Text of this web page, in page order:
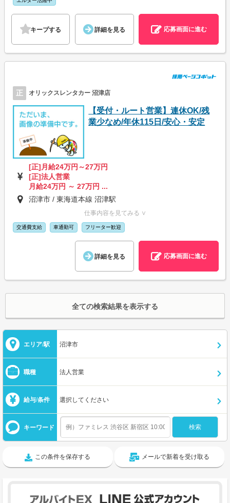
キープする 詳細を見る 応募画面に進む
正 オリックスレンタカー 沼津店
【受付・ルート営業】連休OK/残
業少なめ/年休115日/安心・安定
[正]月給24万円～27万円
[正]法人営業
月給24万円 ～ 27万円 ...
沼津市 / 東海道本線 沼津駅
仕事内容を見てみる ∨
交通費支給 車通勤可 フリーター歓迎
詳細を見る 応募画面に進む
全ての検索結果を表示する
エリア/駅 沼津市
職種 法人営業
給与/条件 選択してください
キーワード
この条件を保存する メールで新着を受け取る